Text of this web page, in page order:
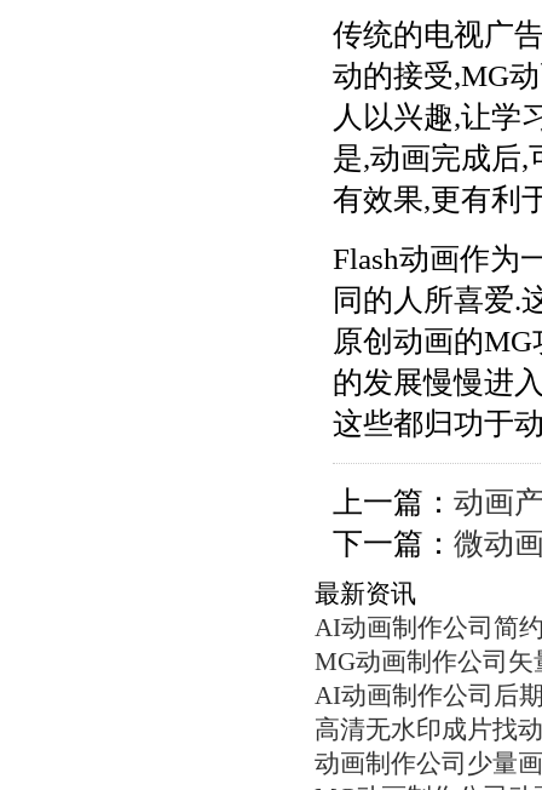
传统的电视广
动的接受,MG
人以兴趣,让学
是,动画完成后,
有效果,更有利
Flash动画作为
同的人所喜爱.
原创动画的
的发展慢慢进
这些都归功于
上一篇： 动画
下一篇： 微动
最新资讯
AI动画制作公司简
MG动画制作公司
AI动画制作公司后
高清无水印成片找
动画制作公司少量